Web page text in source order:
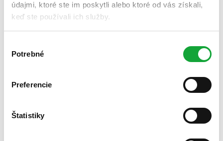
údajmi, ktoré ste im poskytli alebo ktoré od vás získali,
keď ste používali ich služby.
súhlasu
Potrebné
Preferencie
Štatistiky